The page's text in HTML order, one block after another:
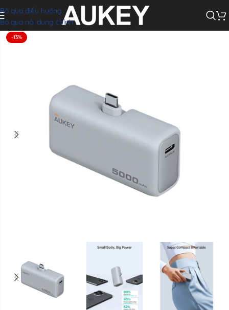
Bỏ qua điều hướng
Bỏ qua nội dung chính
PB-Y59 5000mAh 20W (1*Type-C plug + 1*Type-C port, LED Display)
-13%